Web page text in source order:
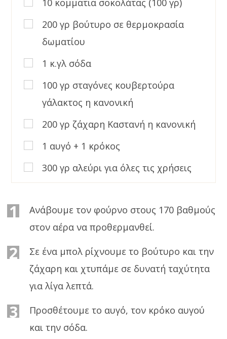
200 γρ βούτυρο σε θερμοκρασία
δωματίου
1 κ.γλ σόδα
100 γρ σταγόνες κουβερτούρα
γάλακτος η κανονική
200 γρ ζάχαρη Καστανή η κανονική
1 αυγό + 1 κρόκος
300 γρ αλεύρι για όλες τις χρήσεις
1
Ανάβουμε τον φούρνο στους 170 βαθμούς
στον αέρα να προθερμανθεί.
2
Σε ένα μπολ ρίχνουμε το βούτυρο και την
ζάχαρη και χτυπάμε σε δυνατή ταχύτητα
για λίγα λεπτά.
3
Προσθέτουμε το αυγό, τον κρόκο αυγού
και την σόδα.